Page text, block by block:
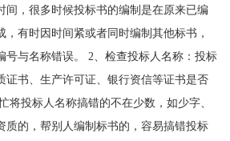
间，很多时候投标书的编制是在原来已编
有时因时间紧或者同时编制其他标书，
号与名称错误。 2、检查投标人名称：投标
证书、生产许可证、银行资信等证书是否
将投标人名称搞错的不在少数，如少字、
质的，帮别人编制标书的，容易搞错投标